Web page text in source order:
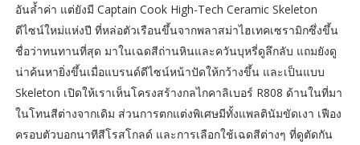
อันล้ำค่า แต่ยังมี Captain Cook High-Tech Ceramic Skeleton
ดีไซน์ใหม่แห่งปี ที่หล่อตัวเรือนขึ้นจากพลาสม่าไฮเทคเซรามิกซึ่งขึ้น
ชื่อว่าทนทานที่สุด มาในเฉดสีถ่านหินและควันบุหรี่ดูลึกลับ แถมยังดู
น่าค้นหายิ่งขึ้นเมื่อแบรนด์ดีไซน์หน้าปัดให้กว้างขึ้น และเป็นแบบ
Skeleton เปิดให้เราเห็นโครงสร้างกลไกคาลิเบอร์ R808 ด้านในที่มา
ในโทนสีต่างจากเดิม ส่วนการตกแต่งพิเศษมีทั้งแพลตินัมขัดเงา เฟือง
ครอบตัวบอกนาทีสีโรสโกลด์ และการเลือกใช้เฉดสีต่างๆ ที่ดูตัดกัน